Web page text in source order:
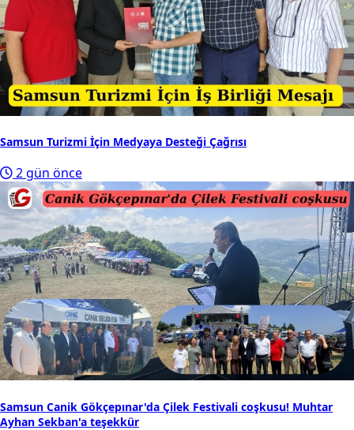
Samsun Turizmi İçin Medyaya Desteği Çağrısı
2 gün önce
Samsun Canik Gökçepınar'da Çilek Festivali coşkusu! Muhtar
Ayhan Sekban'a teşekkür